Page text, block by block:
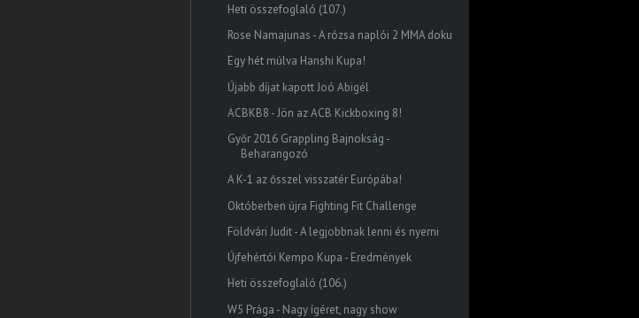
Heti összefoglaló (107.)
Rose Namajunas - A rózsa naplói 2 MMA doku
Egy hét múlva Hanshi Kupa!
Újabb díjat kapott Joó Abigél
ACBKB8 - Jön az ACB Kickboxing 8!
Győr 2016 Grappling Bajnokság -
Beharangozó
A K-1 az ősszel visszatér Európába!
Októberben újra Fighting Fit Challenge
Földvári Judit - A legjobbnak lenni és nyerni
Újfehértói Kempo Kupa - Eredmények
Heti összefoglaló (106.)
W5 Prága - Nagy ígéret, nagy show